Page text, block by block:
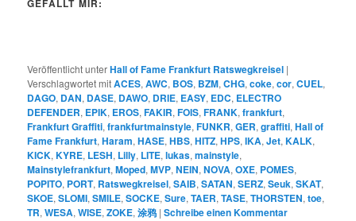
GEFÄLLT MIR:
Veröffentlicht unterHall of Fame Frankfurt Ratswegkreisel |
Verschlagwortet mitACES,AWC, BOS, BZM,CHG,coke,cor,CUEL,
DAGO, DAN, DASE, DAWO, DRIE, EASY, EDC, ELECTRO
DEFENDER, EPIK, EROS,FAKIR,FOIS,FRANK,frankfurt,
Frankfurt Graffiti,frankfurtmainstyle,FUNKR,GER,graffiti,Hall of
Fame Frankfurt,Haram,HASE,HBS,HITZ,HPS,IKA,Jet,KALK,
KICK,KYRE, LESH, Lilly, LITE,lukas,mainstyle,
Mainstylefrankfurt,Moped,MVP,NEIN,NOVA,OXE, POMES,
POPITO, PORT, Ratswegkreisel,SAIB,SATAN,SERZ,Seuk,SKAT,
SKOE,SLOMI,SMILE,SOCKE,Sure,TAER,TASE,THORSTEN,toe,
TR,WESA,WISE,ZOKE,涂鸦 |Schreibe einen Kommentar